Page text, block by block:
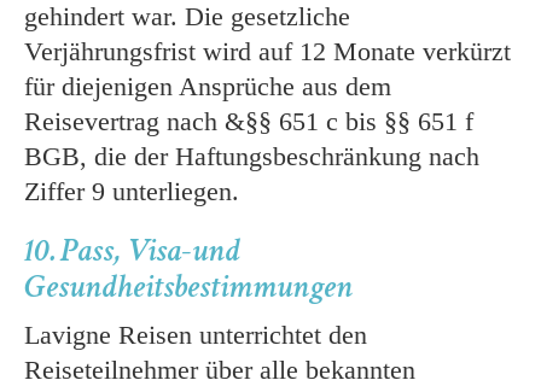
gehindert war. Die gesetzliche
Verjährungsfrist wird auf 12 Monate verkürzt
für diejenigen Ansprüche aus dem
Reisevertrag nach &§§ 651 c bis §§ 651 f
BGB, die der Haftungsbeschränkung nach
Ziffer 9 unterliegen.
10. Pass, Visa-und
Gesundheitsbestimmungen
Lavigne Reisen unterrichtet den
Reiseteilnehmer über alle bekannten